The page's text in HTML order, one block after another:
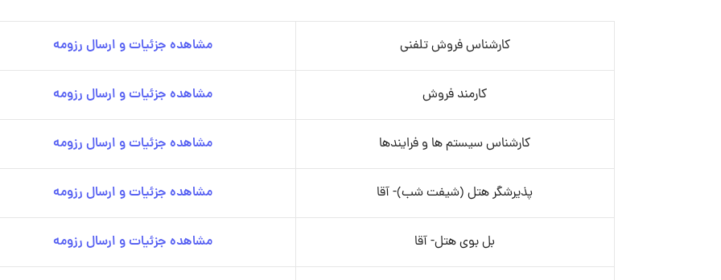
کارشناس فروش تلفنی مشاهده جزئیات و ارسال رزومه
کارمند فروش مشاهده جزئیات و ارسال رزومه
کارشناس سیستم ها و فرایندها مشاهده جزئیات و ارسال رزومه
پذیرشگر هتل (شیفت شب)- آقا مشاهده جزئیات و ارسال رزومه
بل بوی هتل- آقا مشاهده جزئیات و ارسال رزومه